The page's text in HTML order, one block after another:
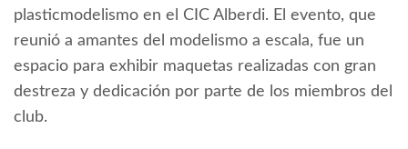
plasticmodelismo en el CIC Alberdi. El evento, que
reunió a amantes del modelismo a escala, fue un
espacio para exhibir maquetas realizadas con gran
destreza y dedicación por parte de los miembros del
club.